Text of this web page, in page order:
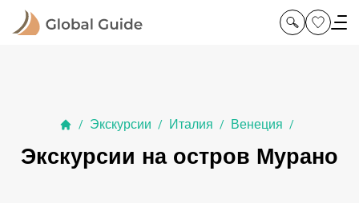
/ Экскурсии / Италия / Венеция /
Экскурсии на остров Мурано